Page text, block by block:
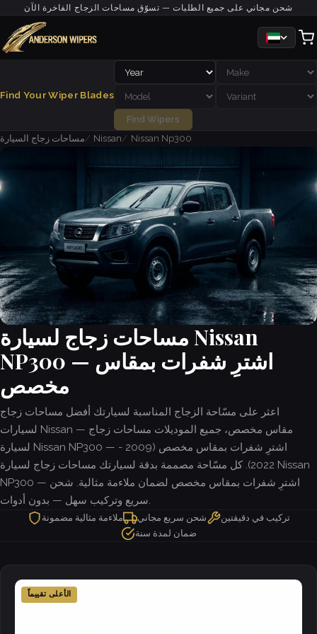
شحن مجاني على جميع الطلبات — تسوّق مساحات الزجاج الفاخرة الآن
Find Your Wiper Blades
Find Wipers
مساحات زجاج السيارة
Nissan Nissan Np300
مساحات زجاج لسيارة Nissan
NP300 — اشترِ شفرات بمقاس
مخصص
اعثر على مسّاحة الزجاج المناسبة لسيارتك أفضل مساحات زجاج
لسيارات Nissan — مقاس مخصص، جميع الموديلات مساحات زجاج
لسيارة Nissan NP300 — اشترِ شفرات بمقاس مخصص (2009 -
2022). كل مسّاحة مصممة بدقة لسيارتك مساحات زجاج لسيارة Nissan
NP300 — اشترِ شفرات بمقاس مخصص لضمان ملاءمة مثالية. شحن
سريع وتركيب سهل — بدون أدوات.
ملاءمة مثالية مضمونة شحن سريع مجاني
تركيب في دقيقتين
ضمان لمدة سنة
الأعلى تقييماً